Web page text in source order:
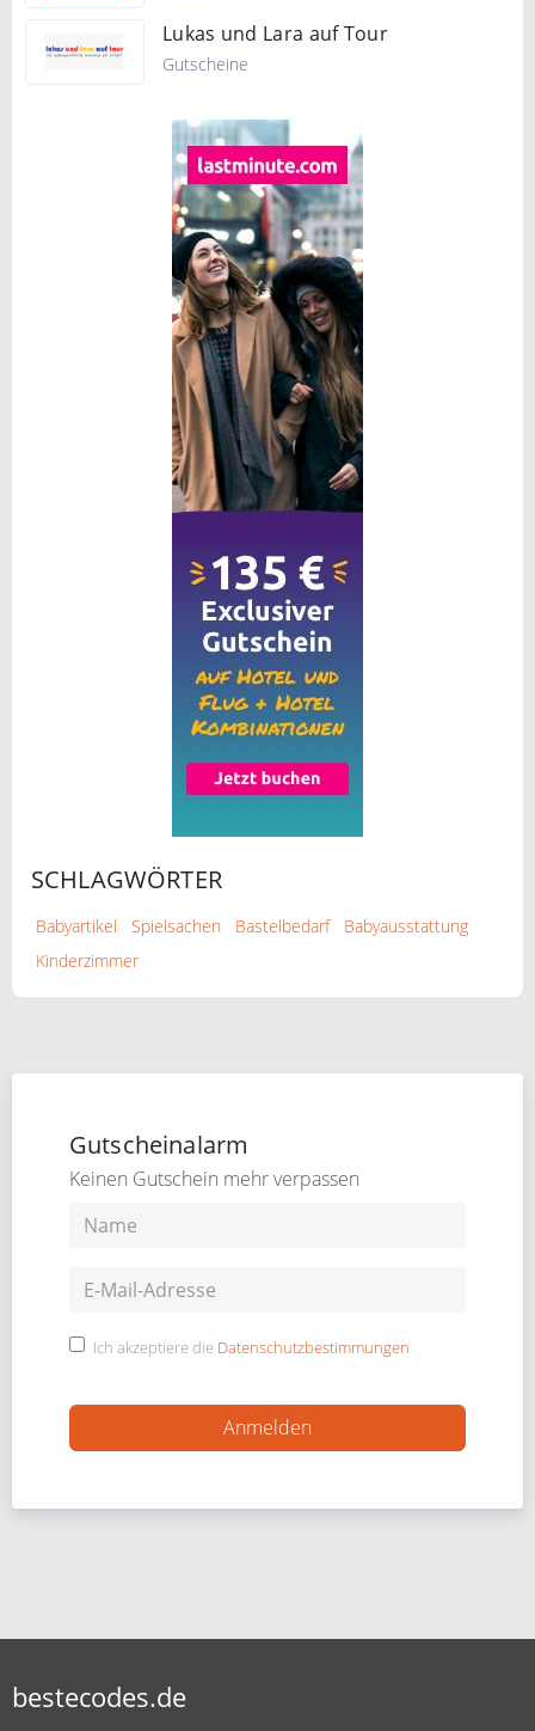
Lukas und Lara auf Tour
Gutscheine
SCHLAGWÖRTER
Babyartikel Spielsachen Bastelbedarf
Babyausstattung
Kinderzimmer
Gutscheinalarm
Keinen Gutschein mehr verpassen
Ich akzeptiere die Datenschutzbestimmungen
bestecodes.de